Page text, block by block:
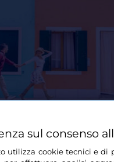
sul consenso
utilizza cookie tecnici e